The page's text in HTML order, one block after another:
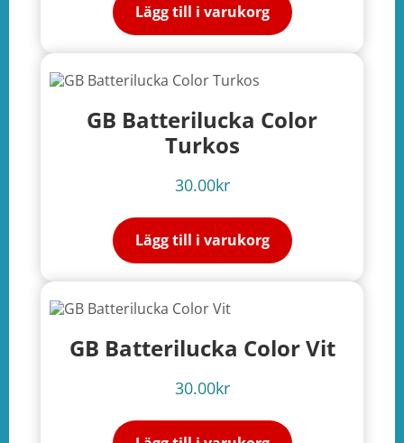
Lägg till i varukorg
GB Batterilucka Color
Turkos
30.00kr
Lägg till i varukorg
GB Batterilucka Color Vit
30.00kr